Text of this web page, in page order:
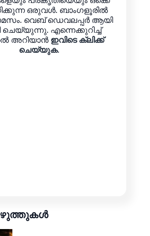
ഒരുവൾ. ബാംഗളൂരിൽ
വെബ് ഡെവലപ്പർ ആയി
ചെയ്യുന്നു. എന്നെക്കുറിച്ച്
അറിയാൻ ഇവിടെ ക്ലിക്ക്
ചെയ്യുക.